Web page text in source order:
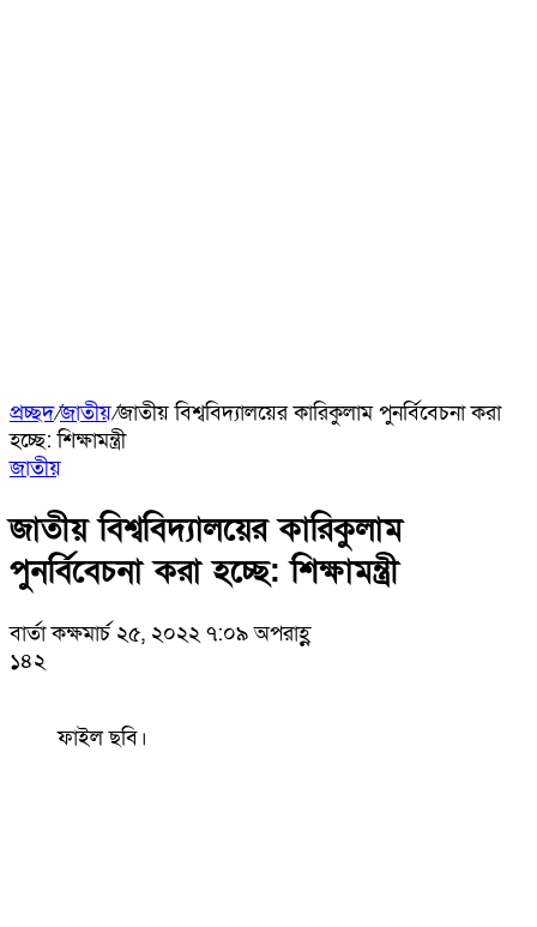
প্রচ্ছদ/জাতীয়/জাতীয় বিশ্ববিদ্যালয়ের কারিকুলাম পুনর্বিবেচনা করা
হচ্ছে: শিক্ষামন্ত্রী
জাতীয়
জাতীয় বিশ্ববিদ্যালয়ের কারিকুলাম
পুনর্বিবেচনা করা হচ্ছে: শিক্ষামন্ত্রী
বার্তা কক্ষমার্চ ২৫, ২০২২ ৭:০৯ অপরাহ্ণ
১৪২
ফাইল ছবি।